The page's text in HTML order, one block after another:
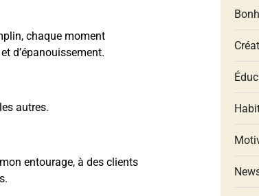
chaque moment
d’épanouissement.
autres.
entourage, à des clients